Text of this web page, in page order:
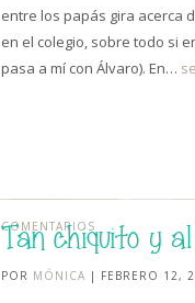
entre los papás gira acerca
en el colegio, sobre todo si
pasa a mí con Álvaro). En…
COMENTARIOS
Tan chiquito y
POR MÓNICA | FEBRERO 12,